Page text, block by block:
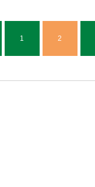
里面不明气体的...
盖是非常坚固的材料。第二
1 2